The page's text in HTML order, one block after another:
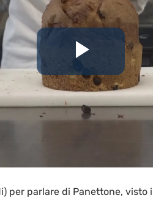
il
per parlare di Panettone, visto